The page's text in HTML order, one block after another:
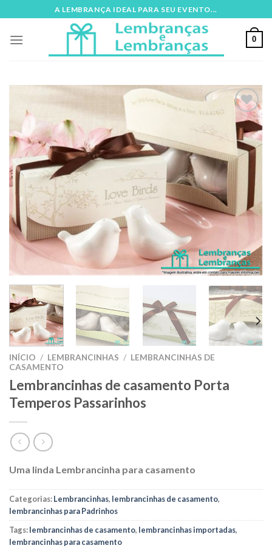
to
content
A LEMBRANÇA IDEAL PARA SEU EVENTO...
0
Adicionar
aos meus
desejos
INÍCIO / LEMBRANCINHAS / LEMBRANCINHAS DE
CASAMENTO
Lembrancinhas de casamento Porta
Temperos Passarinhos
Uma linda Lembrancinha para casamento
Categorias:Lembrancinhas, lembrancinhas de casamento,
lembrancinhas para Padrinhos
Tags:lembrancinhas de casamento, lembrancinhas importadas,
lembrancinhas para casamento